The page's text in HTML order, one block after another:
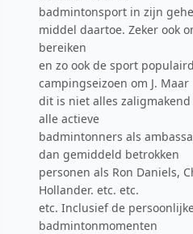
badmintonsport in zijn
middel daartoe. Zeker ook
bereiken
en zo ook de sport
campingseizoen om J. Maar
dit is niet alles
alle actieve
badmintonners als
dan gemiddeld betrokken
personen als Ron Daniels,
Hollander. etc. etc.
etc. Inclusief de
badmintonmomenten